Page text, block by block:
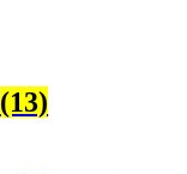
(13)